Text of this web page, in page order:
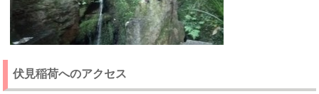
伏見稲荷へのアクセス